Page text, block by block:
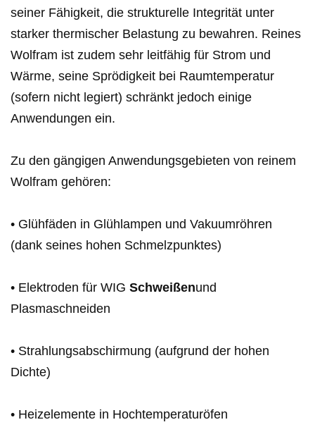
seiner Fähigkeit, die strukturelle Integrität unter
starker thermischer Belastung zu bewahren. Reines
Wolfram ist zudem sehr leitfähig für Strom und
Wärme, seine Sprödigkeit bei Raumtemperatur
(sofern nicht legiert) schränkt jedoch einige
Anwendungen ein.
Zu den gängigen Anwendungsgebieten von reinem
Wolfram gehören:
• Glühfäden in Glühlampen und Vakuumröhren
(dank seines hohen Schmelzpunktes)
• Elektroden für WIG Schweißenund
Plasmaschneiden
• Strahlungsabschirmung (aufgrund der hohen
Dichte)
• Heizelemente in Hochtemperaturöfen